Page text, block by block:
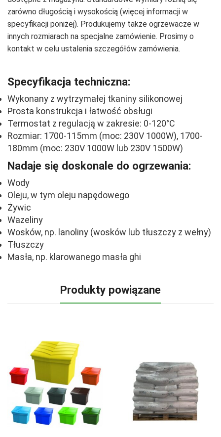
zarówno długością i wysokością (więcej informacji w
specyfikacji poniżej). Produkujemy także ogrzewacze w
innych rozmiarach na specjalne zamówienie. Prosimy o
kontakt w celu ustalenia szczegółów zamówienia.
Specyfikacja techniczna:
Wykonany z wytrzymałej tkaniny silikonowej
Prosta konstrukcja i łatwość obsługi
Termostat z regulacją w zakresie: 0-120°C
Rozmiar: 1700-115mm (moc: 230V 1000W), 1700-
180mm (moc: 230V 1000W lub 230V 1500W)
Nadaje się doskonale do ogrzewania:
Wody
Oleju, w tym oleju napędowego
Żywic
Wazeliny
Wosków, np. lanoliny (wosków lub tłuszczy z wełny)
Tłuszczy
Masła, np. klarowanego masła ghi
Produkty powiązane